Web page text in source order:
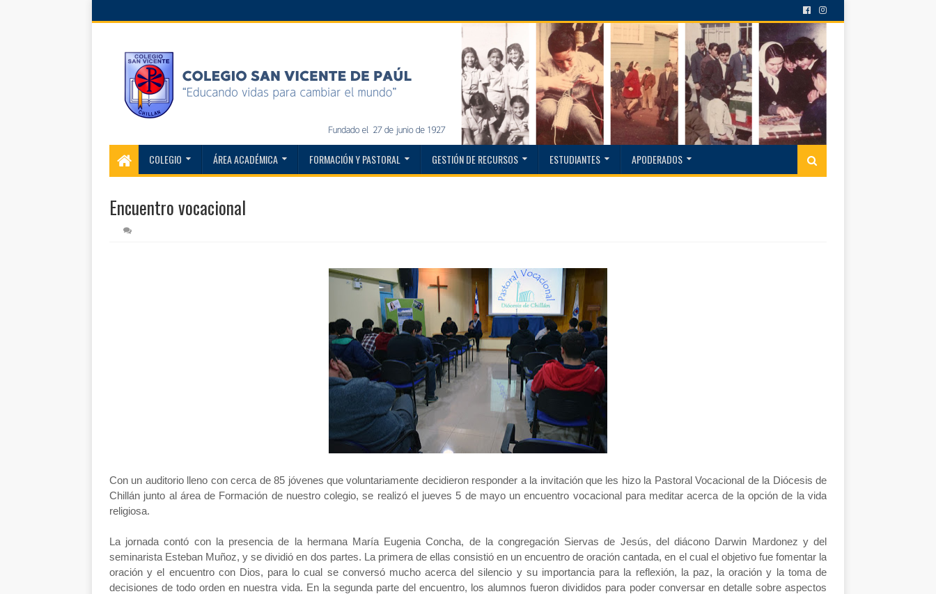
COLEGIO ÁREA ACADÉMICA FORMACIÓN Y PASTORAL GESTIÓN DE RECURSOS ESTUDIANTES APODERADOS
Encuentro vocacional
Con un auditorio lleno con cerca de 85 jóvenes que voluntariamente decidieron responder a la invitación que les hizo la Pastoral Vocacional de la Diócesis de
Chillán junto al área de Formación de nuestro colegio, se realizó el jueves 5 de mayo un encuentro vocacional para meditar acerca de la opción de la vida
religiosa.
La jornada contó con la presencia de la hermana María Eugenia Concha, de la congregación Siervas de Jesús, del diácono Darwin Mardonez y del
seminarista Esteban Muñoz, y se dividió en dos partes. La primera de ellas consistió en un encuentro de oración cantada, en el cual el objetivo fue fomentar la
oración y el encuentro con Dios, para lo cual se conversó mucho acerca del silencio y su importancia para la reflexión, la paz, la oración y la toma de
decisiones de todo orden en nuestra vida. En la segunda parte del encuentro, los alumnos fueron divididos para poder conversar en detalle sobre aspectos